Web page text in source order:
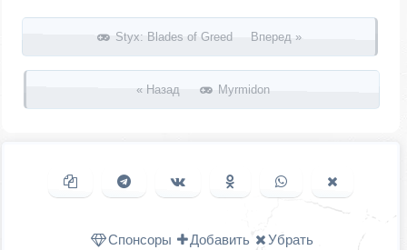
Запись навигация
Styx: Blades of Greed Вперед »
« Назад Myrmidon
Копировать ссылкуПоделиться в Telegram
Поделиться ВКонтакте
Поделиться в
Одноклассниках
Поделиться в
WhatsAppв X
Спонсоры Добавить Убрать